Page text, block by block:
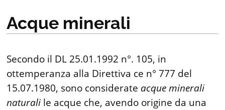
Acque minerali
Secondo il DL 25.01.1992 n°. 105, in
ottemperanza alla Direttiva ce n° 777 del
15.07.1980, sono considerate acque minerali
naturali le acque che, avendo origine da una